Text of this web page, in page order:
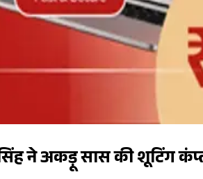
सिंह ने अकड़ू सास की शूटिंग